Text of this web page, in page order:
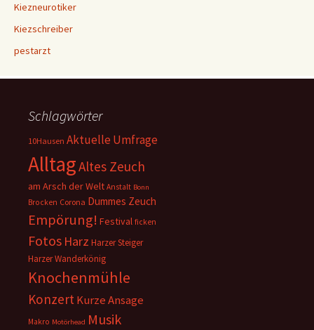
Kiezneurotiker
Kiezschreiber
pestarzt
Schlagwörter
10Hausen Aktuelle Umfrage
AlltagAltes Zeuch
am Arsch der Welt Anstalt Bonn
Brocken Corona Dummes Zeuch
Empörung! Festival ficken
Fotos Harz Harzer Steiger
Harzer Wanderkönig
Knochenmühle
KonzertKurze Ansage
Makro Motörhead Musik